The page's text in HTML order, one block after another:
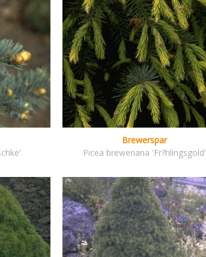
Brewerspar
Picea breweriana 'Fr?hlingsgold'